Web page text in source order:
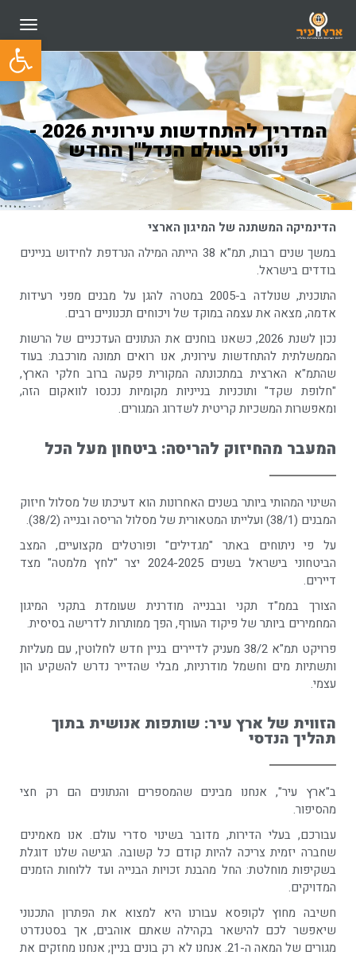
פתח
תפריט
המדריך להתחדשות עירונית 2026 -
ניווט בעולם הנדל"ן החדש
הדינמיקה המשתנה של המיגון הארצי
במשך שנים רבות, תמ"א 38 הייתה המילה הנרדפת לחידוש בניינים
בודדים בישראל.
התוכנית, שנולדה ב-2005 במטרה להגן על מבנים מפני רעידות
אדמה, מצאה את עצמה במוקד של ויכוחים תכנוניים רבים.
נכון לשנת 2026, כשאנו בוחנים את הנתונים העדכניים של הרשות
הממשלתית להתחדשות עירונית, אנו רואים תמונה מורכבת: בעוד
שהתמ"א הארצית במתכונתה המקורית פקעה ברוב חלקי הארץ,
"חלופת שקד" ותוכניות בנייניות מקומיות נכנסו לוואקום הזה,
ומאפשרות המשכיות קריטית לשדרוג המגורים.
המעבר מהחיזוק להריסה: ביטחון מעל הכל
השינוי המהותי ביותר בשנים האחרונות הוא דעיכתו של מסלול חיזוק
המבנים (38/1) ועלייתו המטאורית של מסלול הריסה ובנייה (38/2).
על פי ניתוחים באתר "מגדילים" ופורטלים מקצועיים, המצב
הביטחוני בישראל בשנים 2024-2025 יצר "לחץ מלמטה" מצד
דיירים.
הצורך בממ"ד תקני ובבנייה מודרנית שעומדת בתקני המיגון
המחמירים ביותר של פיקוד העורף, הפך ממותרות לדרישה בסיסית.
פרויקט תמ"א 38/2 מעניק לדיירים בניין חדש לחלוטין, עם מעליות
ותשתיות מים וחשמל מודרניות, מבלי שהדייר נדרש להשקיע הון
עצמי.
הזווית של ארץ עיר: שותפות אנושית בתוך
תהליך הנדסי
ב"ארץ עיר", אנחנו מבינים שהמספרים והנתונים הם רק חצי
מהסיפור.
עבורכם, בעלי הדירות, מדובר בשינוי סדרי עולם. אנו מאמינים
שחברה יזמית צריכה להיות קודם כל קשובה. הגישה שלנו דוגלת
בשקיפות מוחלטת: החל מהבנת זכויות הבנייה ועד ללוחות הזמנים
המדויקים.
חשיבה מחוץ לקופסא עבורנו היא למצוא את הפתרון התכנוני
שיאפשר לכם להישאר בקהילה שאתם אוהבים, אך בסטנדרט
מגורים של המאה ה-21. אנחנו לא רק בונים בניין; אנחנו מחזקים את